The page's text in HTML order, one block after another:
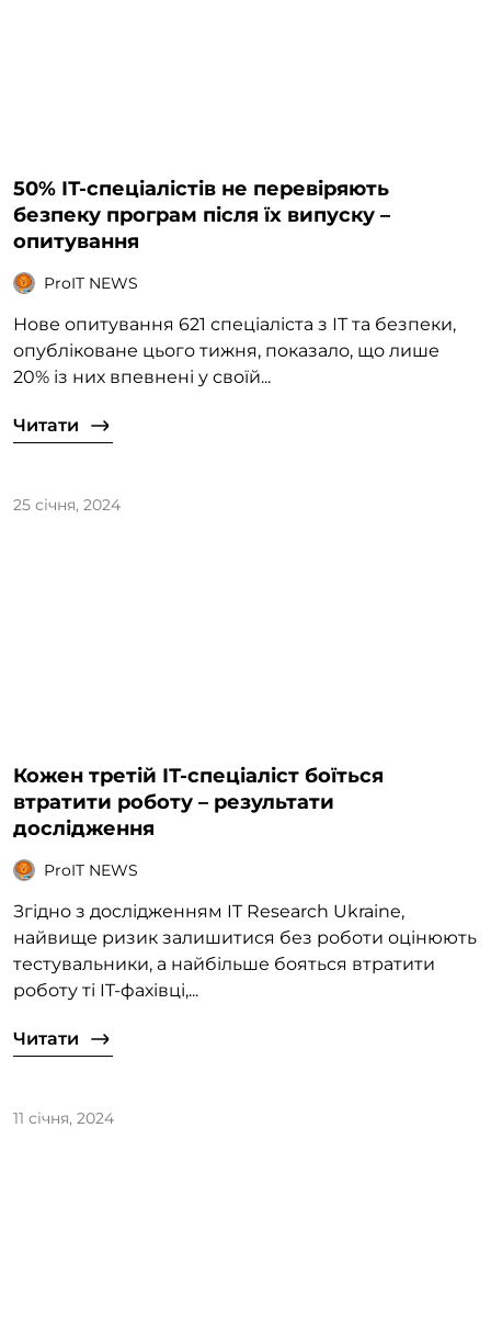
50% ІТ-спеціалістів не перевіряють
безпеку програм після їх випуску –
опитування
ProIT NEWS
Нове опитування 621 спеціаліста з ІТ та безпеки,
опубліковане цього тижня, показало, що лише
20% із них впевнені у своїй...
Читати
25 січня, 2024
Кожен третій ІТ-спеціаліст боїться
втратити роботу – результати
дослідження
ProIT NEWS
Згідно з дослідженням IT Research Ukraine,
найвище ризик залишитися без роботи оцінюють
тестувальники, а найбільше бояться втратити
роботу ті IT-фахівці,...
Читати
11 січня, 2024